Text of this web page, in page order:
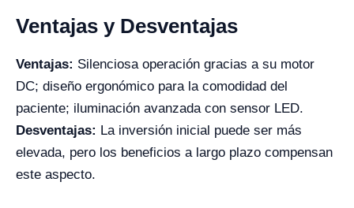
Ventajas y Desventajas
Ventajas: Silenciosa operación gracias a su motor
DC; diseño ergonómico para la comodidad del
paciente; iluminación avanzada con sensor LED.
Desventajas: La inversión inicial puede ser más
elevada, pero los beneficios a largo plazo compensan
este aspecto.